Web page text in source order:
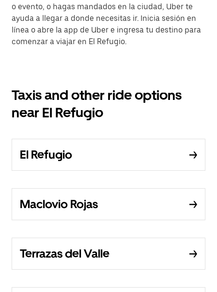
o evento, o hagas mandados en la ciudad, Uber te
ayuda a llegar a donde necesitas ir. Inicia sesión en
línea o abre la app de Uber e ingresa tu destino para
comenzar a viajar en El Refugio.
Taxis and other ride options
near El Refugio
El Refugio
Maclovio Rojas
Terrazas del Valle